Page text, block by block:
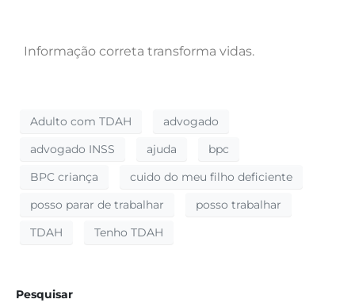
Informação correta transforma vidas.
Adulto com TDAH
advogado
advogado INSS
ajuda
bpc
BPC criança
cuido do meu filho deficiente
posso parar de trabalhar
posso trabalhar
TDAH
Tenho TDAH
Pesquisar